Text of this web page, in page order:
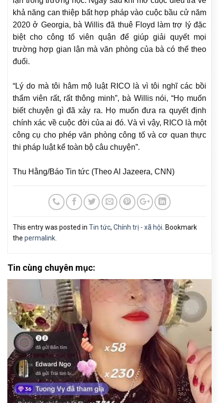
khả năng can thiệp bất hợp pháp vào cuộc bầu cử năm
2020 ở Georgia, bà Willis đã thuê Floyd làm trợ lý đặc
biệt cho công tố viên quận để giúp giải quyết mọi
trường hợp gian lận mà văn phòng của bà có thể theo
đuổi.
“Lý do mà tôi hâm mộ luật RICO là vì tôi nghĩ các bồi
thẩm viên rất, rất thông minh”, bà Willis nói, “Họ muốn
biết chuyện gì đã xảy ra. Họ muốn đưa ra quyết định
chính xác về cuộc đời của ai đó. Và vì vậy, RICO là một
công cụ cho phép văn phòng công tố và cơ quan thực
thi pháp luật kể toàn bộ câu chuyện”.
Thu Hằng/Báo Tin tức (Theo Al Jazeera, CNN)
This entry was posted in Tin tức, Chính trị - xã hội. Bookmark
the permalink.
Tin cùng chuyên mục: